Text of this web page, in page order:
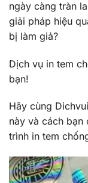
ngày càng tràn
giải pháp hiệu
bị làm giả?
Dịch vụ in tem
bạn!
Hãy cùng
này và cách
trình in tem